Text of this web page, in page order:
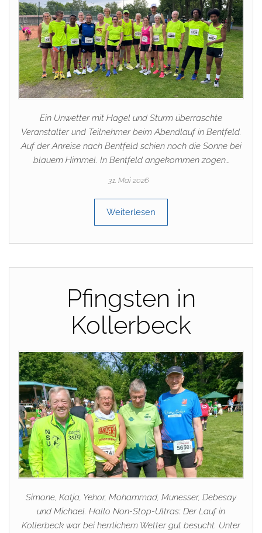
Ein Unwetter mit Hagel und Sturm überraschte
Veranstalter und Teilnehmer beim Abendlauf in Bentfeld.
Auf der Anreise nach Bentfeld schien noch die Sonne bei
blauem Himmel. In Bentfeld angekommen zogen…
31. Mai 2026
Weiterlesen
Pfingsten in
Kollerbeck
Simone, Katja, Yehor, Mohammad, Munesser, Debesay
und Michael. Hallo Non-Stop-Ultras: Der Lauf in
Kollerbeck war bei herrlichem Wetter gut besucht. Unter